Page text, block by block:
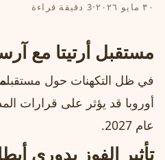
٣٠ مايو ٢٠٢٦ ·3 دقيقة قراءة
مستقبل أرتيتا مع
في ظل التكهنات حول مستقبل
أوروبا قد يؤثر على قرارات
عام 2027.
تأثير الفوز بدوري